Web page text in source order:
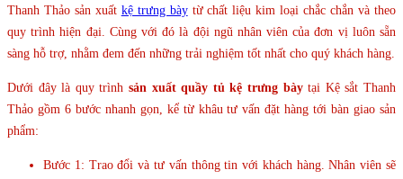
Thanh Thảo sản xuất kệ trưng bàytừ chất liệu kim loại chắc chắn và theo
quy trình hiện đại. Cùng với đó là đội ngũ nhân viên của đơn vị luôn sẵn
sàng hỗ trợ, nhằm đem đến những trải nghiệm tốt nhất cho quý khách hàng.
Dưới đây là quy trình sản xuất quầy tủ kệ trưng bàytại Kệ sắt Thanh
Thảo gồm 6 bước nhanh gọn, kể từ khâu tư vấn đặt hàng tới bàn giao sản
phẩm:
Bước 1: Trao đổi và tư vấn thông tin với khách hàng. Nhân viên sẽ